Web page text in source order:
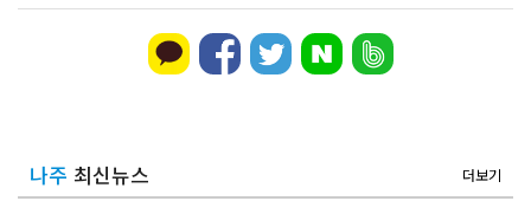
나주 최신뉴스 더보기